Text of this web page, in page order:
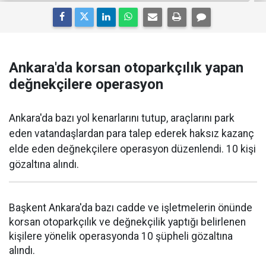
Ankara'da korsan otoparkçılık yapan
değnekçilere operasyon
Ankara'da bazı yol kenarlarını tutup, araçlarını park
eden vatandaşlardan para talep ederek haksız kazanç
elde eden değnekçilere operasyon düzenlendi. 10 kişi
gözaltına alındı.
Başkent Ankara'da bazı cadde ve işletmelerin önünde
korsan otoparkçılık ve değnekçilik yaptığı belirlenen
kişilere yönelik operasyonda 10 şüpheli gözaltına
alındı.